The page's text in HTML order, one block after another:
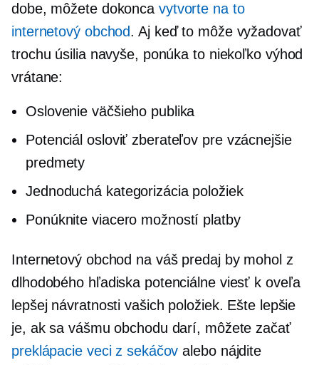
dobe, môžete dokonca vytvorte na to
internetový obchod. Aj keď to môže vyžadovať
trochu úsilia navyše, ponúka to niekoľko výhod
vrátane:
Oslovenie väčšieho publika
Potenciál osloviť zberateľov pre vzácnejšie
predmety
Jednoduchá kategorizácia položiek
Ponúknite viacero možností platby
Internetový obchod na váš predaj by mohol z
dlhodobého hľadiska potenciálne viesť k oveľa
lepšej návratnosti vašich položiek. Ešte lepšie
je, ak sa vášmu obchodu darí, môžete začať
preklápacie veci z sekáčov alebo nájdite